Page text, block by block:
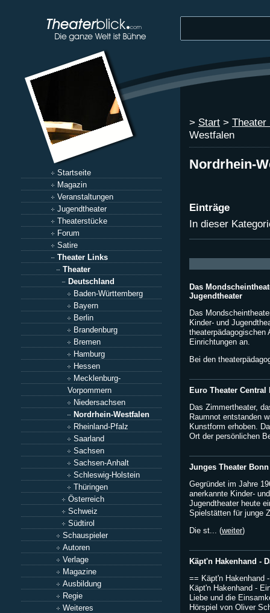
Startseite
Magazin
Veranstaltungen
Jugendtheater
Theaterstücke
Forum
Satire
Theater Links
Theater
Deutschland
Baden-Württemberg
Bayern
Berlin
Brandenburg
Bremen
Hamburg
Hessen
Mecklenburg-
Vorpommern
Niedersachsen
Nordrhein-Westfalen
Rheinland-Pfalz
Saarland
Sachsen
Sachsen-Anhalt
Schleswig-Holstein
Thüringen
Österreich
Schweiz
Südtirol
Schauspieler
Autoren
Verlage
Magazine
Ausbildung
Regie
Weiteres
> Start > Theater
Westfalen
Nordrhein-
Einträge
In dieser
Das
Jugendtheater
Das
Kinder- und
theaterpädagogischen
Einrichtungen an.
Bei den
Euro Theater Central
Das Zimmertheater,
Raumnot entstanden
Kunstform erhoben.
Ort der persönlichen
Junges Theater Bonn
Gegründet im Jahre
anerkannte Kinder- und
Jugendtheater heute
Spielstätten für junge
Die st... (weiter)
Käpt'n Hakenhand -
== Käpt'n Hakenhand
Käpt'n Hakenhand -
Liebe und die
Hörspiel von Oliver